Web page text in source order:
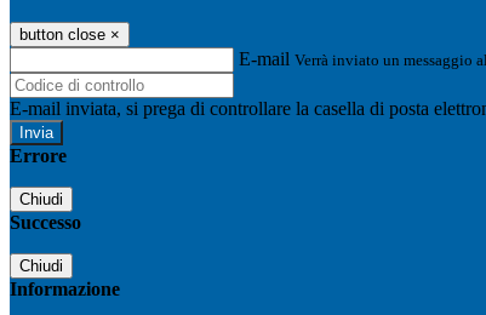
button close ×
E-mail Verrà inviato un messaggio
E-mail inviata, si prega di controllare la casella di posta
Errore
Chiudi
Successo
Chiudi
Informazione